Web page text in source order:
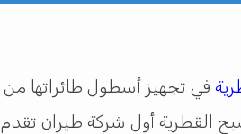
أول شركة طيران